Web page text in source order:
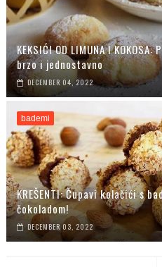
KEKSIĆI OD LIMUNA I
brzo i jednostavno
DECEMBER 04, 2022
bademi
KREŠENTI: Čupavi kolačići s
čokoladom!
DECEMBER 03, 2022